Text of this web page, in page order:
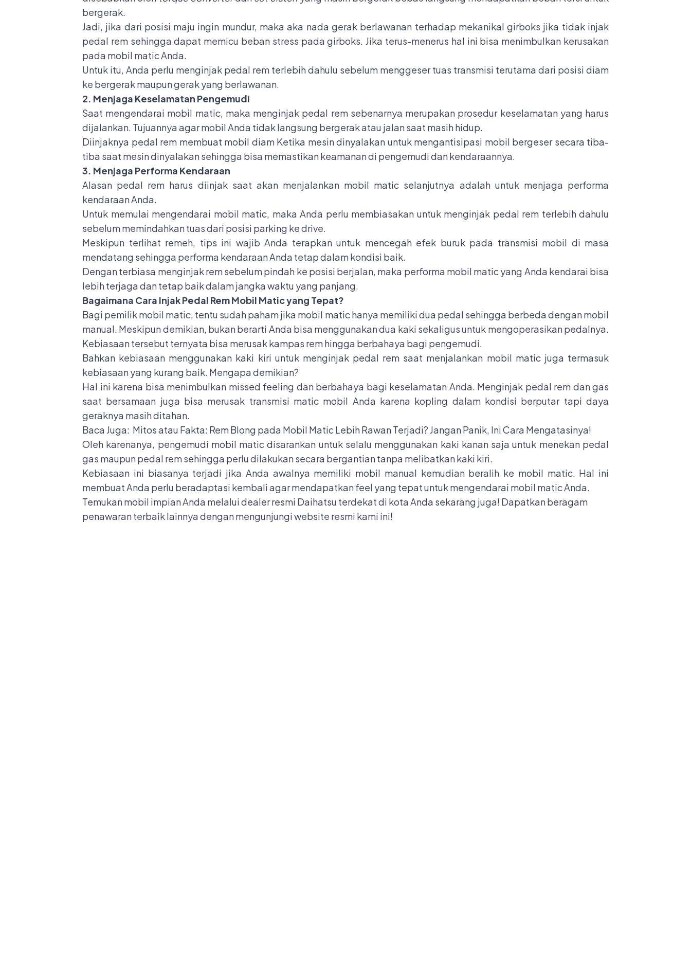
bergerak.
Jadi, jika dari posisi maju ingin mundur, maka aka nada gerak berlawanan terhadap mekanikal girboks jika tidak injak
pedal rem sehingga dapat memicu beban stress pada girboks. Jika terus-menerus hal ini bisa menimbulkan kerusakan
pada mobil matic Anda.
Untuk itu, Anda perlu menginjak pedal rem terlebih dahulu sebelum menggeser tuas transmisi terutama dari posisi diam
ke bergerak maupun gerak yang berlawanan.
2. Menjaga Keselamatan Pengemudi
Saat mengendarai mobil matic, maka menginjak pedal rem sebenarnya merupakan prosedur keselamatan yang harus
dijalankan. Tujuannya agar mobil Anda tidak langsung bergerak atau jalan saat masih hidup.
Diinjaknya pedal rem membuat mobil diam Ketika mesin dinyalakan untuk mengantisipasi mobil bergeser secara tiba-
tiba saat mesin dinyalakan sehingga bisa memastikan keamanan di pengemudi dan kendaraannya.
3. Menjaga Performa Kendaraan
Alasan pedal rem harus diinjak saat akan menjalankan mobil matic selanjutnya adalah untuk menjaga performa
kendaraan Anda.
Untuk memulai mengendarai mobil matic, maka Anda perlu membiasakan untuk menginjak pedal rem terlebih dahulu
sebelum memindahkan tuas dari posisi parking ke drive.
Meskipun terlihat remeh, tips ini wajib Anda terapkan untuk mencegah efek buruk pada transmisi mobil di masa
mendatang sehingga performa kendaraan Anda tetap dalam kondisi baik.
Dengan terbiasa menginjak rem sebelum pindah ke posisi berjalan, maka performa mobil matic yang Anda kendarai bisa
lebih terjaga dan tetap baik dalam jangka waktu yang panjang.
Bagaimana Cara Injak Pedal Rem Mobil Matic yang Tepat?
Bagi pemilik mobil matic, tentu sudah paham jika mobil matic hanya memiliki dua pedal sehingga berbeda dengan mobil
manual. Meskipun demikian, bukan berarti Anda bisa menggunakan dua kaki sekaligus untuk mengoperasikan pedalnya.
Kebiasaan tersebut ternyata bisa merusak kampas rem hingga berbahaya bagi pengemudi.
Bahkan kebiasaan menggunakan kaki kiri untuk menginjak pedal rem saat menjalankan mobil matic juga termasuk
kebiasaan yang kurang baik. Mengapa demikian?
Hal ini karena bisa menimbulkan missed feeling dan berbahaya bagi keselamatan Anda. Menginjak pedal rem dan gas
saat bersamaan juga bisa merusak transmisi matic mobil Anda karena kopling dalam kondisi berputar tapi daya
geraknya masih ditahan.
Baca Juga: Mitos atau Fakta: Rem Blong pada Mobil Matic Lebih Rawan Terjadi? Jangan Panik, Ini Cara Mengatasinya!
Oleh karenanya, pengemudi mobil matic disarankan untuk selalu menggunakan kaki kanan saja untuk menekan pedal
gas maupun pedal rem sehingga perlu dilakukan secara bergantian tanpa melibatkan kaki kiri.
Kebiasaan ini biasanya terjadi jika Anda awalnya memiliki mobil manual kemudian beralih ke mobil matic. Hal ini
membuat Anda perlu beradaptasi kembali agar mendapatkan feel yang tepat untuk mengendarai mobil matic Anda.
Temukan mobil impian Anda melalui dealer resmi Daihatsu terdekat di kota Anda sekarang juga! Dapatkan beragam
penawaran terbaik lainnya dengan mengunjungi website resmi kami ini!